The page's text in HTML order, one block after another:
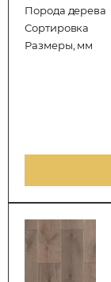
Порода дерева
Сортировка
Размеры, мм